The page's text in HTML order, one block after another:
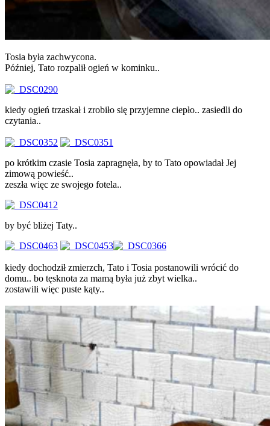
Tosia była zachwycona.
Później, Tato rozpalił ogień w kominku..
kiedy ogień trzaskał i zrobiło się przyjemne ciepło.. zasiedli do
czytania..
po krótkim czasie Tosia zapragnęła, by to Tato opowiadał Jej
zimową powieść..
zeszła więc ze swojego fotela..
by być bliżej Taty..
kiedy dochodził zmierzch, Tato i Tosia postanowili wrócić do
domu.. bo tęsknota za mamą była już zbyt wielka..
zostawili więc puste kąty..